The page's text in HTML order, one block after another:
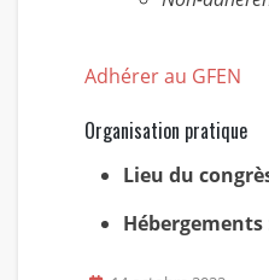
Adhérer au GFEN
Organisation pratique
Lieu du
Hébergements